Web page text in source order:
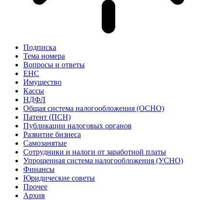
Подписка
Тема номера
Вопросы и ответы
ЕНС
Имущество
Кассы
НДФЛ
Общая система налогообложения (ОСНО)
Патент (ПСН)
Публикации налоговых органов
Развитие бизнеса
Самозанятые
Сотрудники и налоги от заработной платы
Упрощенная система налогообложения (УСНО)
Финансы
Юридические советы
Прочее
Архив